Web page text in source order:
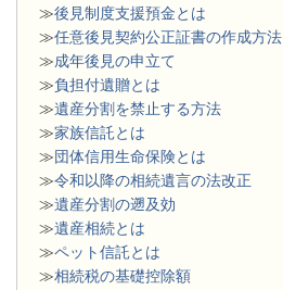
≫後見制度支援預金とは
≫任意後見契約公正証書の作成方法
≫成年後見の申立て
≫負担付遺贈とは
≫遺産分割を禁止する方法
≫家族信託とは
≫団体信用生命保険とは
≫令和以降の相続遺言の法改正
≫遺産分割の遡及効
≫遺産相続とは
≫ペット信託とは
≫相続税の基礎控除額